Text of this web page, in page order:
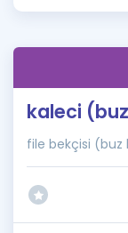
İngilizce
kaleci
file bekçisi (buz